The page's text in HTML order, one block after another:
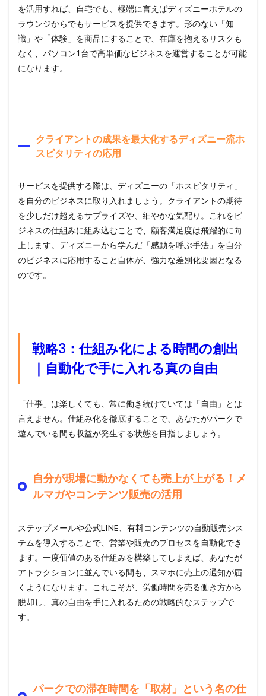
を活用すれば、自宅でも、極端に言えばディズニーホテルの
ラウンジからでもサービスを提供できます。形のない「知
識」や「体験」を商品にすることで、在庫を抱えるリスクも
なく、パソコン1台で高単価なビジネスを運営することが可能
になります。
クライアントの成果を最大化するディズニー流ホ
スピタリティの応用
サービスを提供する際は、ディズニーの「ホスピタリティ」
を自分のビジネスに取り入れましょう。クライアントの期待
を少しだけ超えるサプライズや、細やかな気配り。これをビ
ジネスの仕組みに組み込むことで、顧客満足度は飛躍的に向
上します。ディズニーから学んだ「感動を呼ぶ手法」を自分
のビジネスに応用すること自体が、強力な差別化要因となる
のです。
戦略3：仕組み化による時間の創出
｜自動化で手に入れる真の自由
「仕事」は楽しくても、常に働き続けていては「自由」とは
言えません。仕組み化を徹底することで、あなたがパークで
遊んでいる間も収益が発生する状態を目指しましょう。
自分が現場に動かなくても売上が上がる！メ
ルマガやコンテンツ販売の活用
ステップメールや公式LINE、有料コンテンツの自動販売シス
テムを導入することで、営業や販売のプロセスを自動化でき
ます。一度価値のある仕組みを構築してしまえば、あなたが
アトラクションに並んでいる間も、スマホに売上の通知が届
くようになります。これこそが、労働時間を売る働き方から
脱却し、真の自由を手に入れるための戦略的なステップで
す。
パークでの滞在時間を「取材」という名の仕